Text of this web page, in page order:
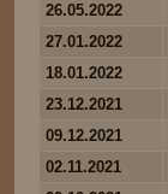
26.05.2022
27.01.2022
18.01.2022
23.12.2021
09.12.2021
02.11.2021